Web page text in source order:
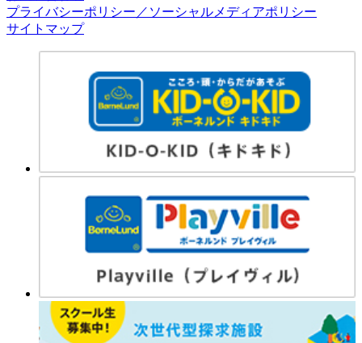
プライバシーポリシー／ソーシャルメディアポリシー
サイトマップ